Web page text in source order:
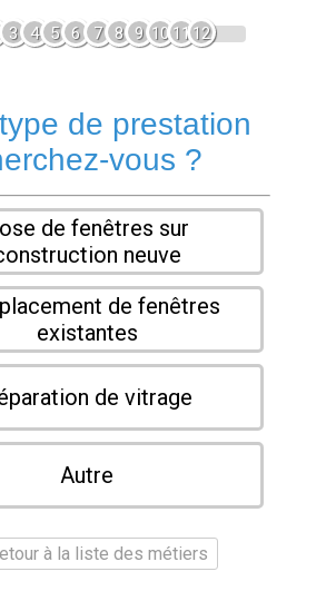
3 4 5 6 7 8 9 1011 12
de prestation
vous ?
de fenêtres sur
neuve
de fenêtres
existantes
de vitrage
Autre
à la liste des métiers